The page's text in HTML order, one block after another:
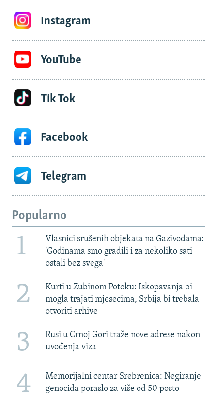
Instagram
YouTube
Tik Tok
Facebook
Telegram
Popularno
1
Vlasnici srušenih objekata na Gazivodama:
'Godinama smo gradili i za nekoliko sati
ostali bez svega'
2
Kurti u Zubinom Potoku: Iskopavanja bi
mogla trajati mjesecima, Srbija bi trebala
otvoriti arhive
3
Rusi u Crnoj Gori traže nove adrese nakon
uvođenja viza
4
Memorijalni centar Srebrenica: Negiranje
genocida poraslo za više od 50 posto